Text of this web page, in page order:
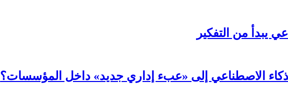
يبدأ من التفكير
الاصطناعي إلى «عبء إداري جديد» داخل المؤسسات؟